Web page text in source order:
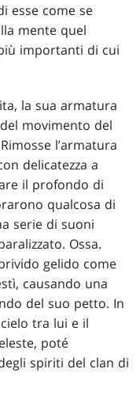
esse come se
mente quel
importanti di cui
la sua armatura
movimento del
l’armatura
delicatezza a
il profondo di
qualcosa di
serie di suoni
Ossa.
gelido come
causando una
del suo petto. In
tra lui e il
poté
spiriti del clan di